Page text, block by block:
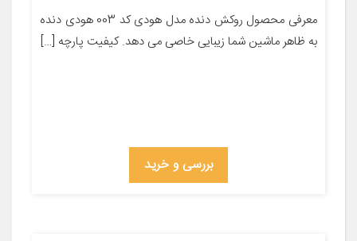
معرفی محصول روکش دنده مدل هودی کد 003 هودی دنده
به ظاهر ماشین شما زیبایی خاصی می دهد. کیفیت پارچه […]
بررسی و خرید